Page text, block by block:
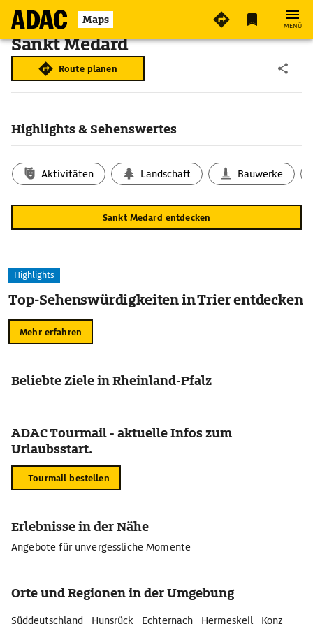
Maps MENÜ
Sankt Medard
Route planen
Highlights & Sehenswertes
Aktivitäten Landschaft Bauwerke
Sankt Medard entdecken
Highlights
Top-Sehenswürdigkeiten in Trier entdecken
Mehr erfahren
Beliebte Ziele in Rheinland-Pfalz
ADAC Tourmail - aktuelle Infos zum
Urlaubsstart.
Tourmail bestellen
Erlebnisse in der Nähe
Angebote für unvergessliche Momente
Orte und Regionen in der Umgebung
Süddeutschland Hunsrück Echternach Hermeskeil Konz